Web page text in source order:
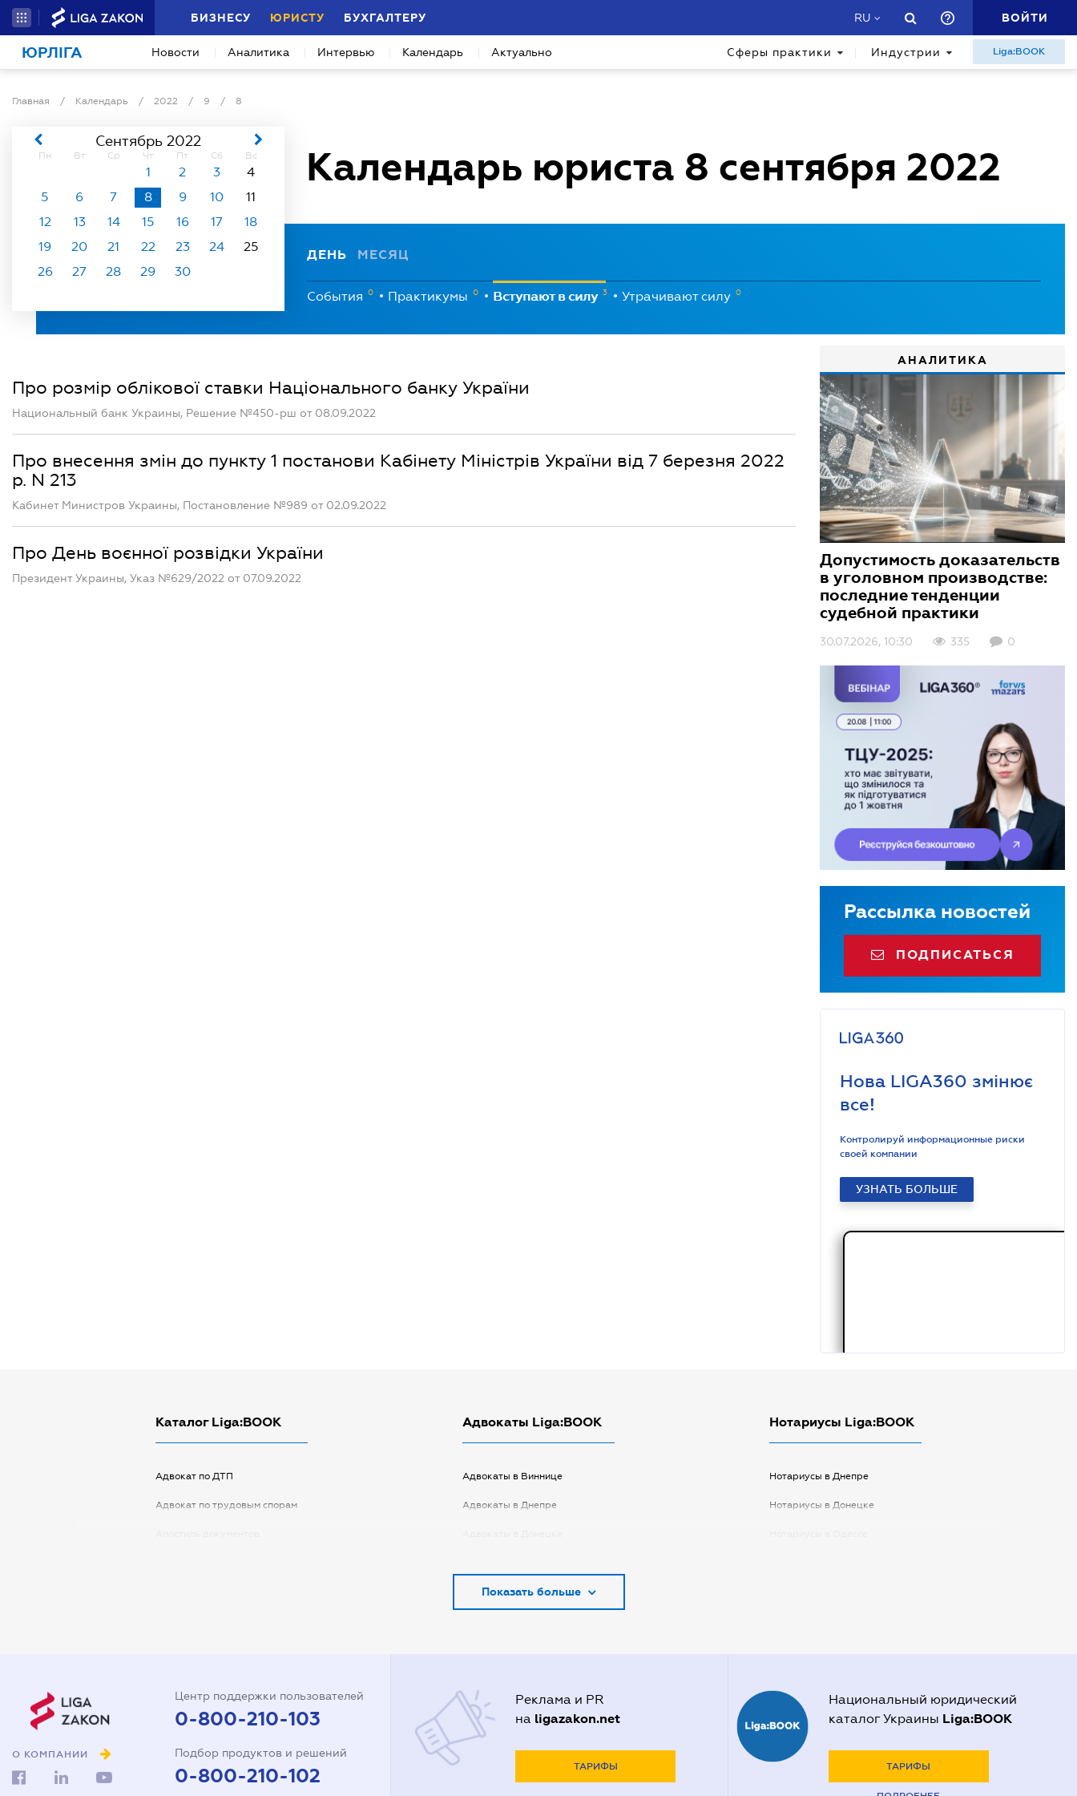
БИЗНЕСУ ЮРИСТУ БУХГАЛТЕРУ RU ВОЙТИ
ЮРЛІГА Новости Аналитика Интервью Календарь Актуально Сферы практики Индустрии Liga:BOOK
Главная / Календарь / 2022 / 9 / 8
Календарь юриста 8 сентября 2022
Сентябрь 2022
Пн Вт Ср Чт Пт Сб Вс
1 2 3
4
5
6 7 8 9 10
11
12
13 14 15 16 17
18
19
20 21 22 23 24
25
26
27 28 29 30
ДЕНЬ МЕСЯЦ
События 0 Практикумы 0 Вступают в силу 3 Утрачивают силу 0
Про розмір облікової ставки Національного банку України
Национальный банк Украины, Решение №450-рш от 08.09.2022
Про внесення змін до пункту 1 постанови Кабінету Міністрів України від 7 березня 2022
р. N 213
Кабинет Министров Украины, Постановление №989 от 02.09.2022
Про День воєнної розвідки України
Президент Украины, Указ №629/2022 от 07.09.2022
АНАЛИТИКА
Допустимость доказательств
в уголовном производстве:
последние тенденции
судебной практики
30.07.2026, 10:30 335 0
Рассылка новостей
ПОДПИСАТЬСЯ
Нова LIGA360 змінює
все!
Контролируй информационные риски
своей компании
УЗНАТЬ БОЛЬШЕ
Каталог Liga:BOOK
Адвокат по ДТП
Адвокат по трудовым спорам
представление интересов в
суде
Адвокаты Liga:BOOK
Адвокаты в Виннице
Адвокаты в Днепре
Адвокаты в Киеве
Адвокаты в Полтаве
Адвокаты в Харькове
Нотариусы Liga:BOOK
Нотариусы в Днепре
Нотариусы в Донецке
Показать больше
О КОМПАНИИ
Центр поддержки пользователей
0-800-210-103
Подбор продуктов и решений
0-800-210-102
Реклама и PR
на ligazakon.net
ТАРИФЫ
Национальный юридический
каталог Украины Liga:BOOK
ТАРИФЫ